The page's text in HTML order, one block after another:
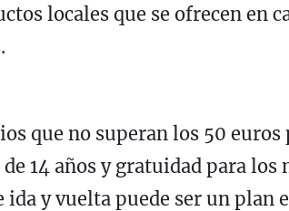
locales que se ofrecen en
que no superan los 50
14 años y gratuidad para
ida y vuelta puede ser un plan